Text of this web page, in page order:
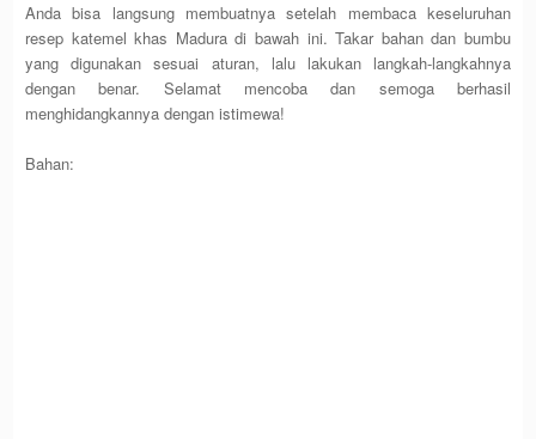
Anda bisa langsung membuatnya setelah membaca keseluruhan
resep katemel khas Madura di bawah ini. Takar bahan dan bumbu
yang digunakan sesuai aturan, lalu lakukan langkah-langkahnya
dengan benar. Selamat mencoba dan semoga berhasil
menghidangkannya dengan istimewa!
Bahan: